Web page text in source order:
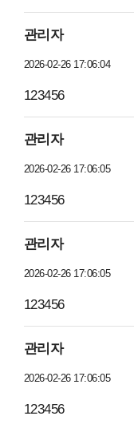
관리자
2026-02-26 17:06:04
123456
관리자
2026-02-26 17:06:05
123456
관리자
2026-02-26 17:06:05
123456
관리자
2026-02-26 17:06:05
123456